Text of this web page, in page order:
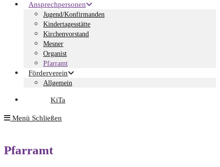
Ansprechpersonen
Jugend/Konfirmanden
Kindertagesstätte
Kirchenvorstand
Mesner
Organist
Pfarramt
Förderverein
Allgemein
KiTa
Menü Schließen
Pfarramt